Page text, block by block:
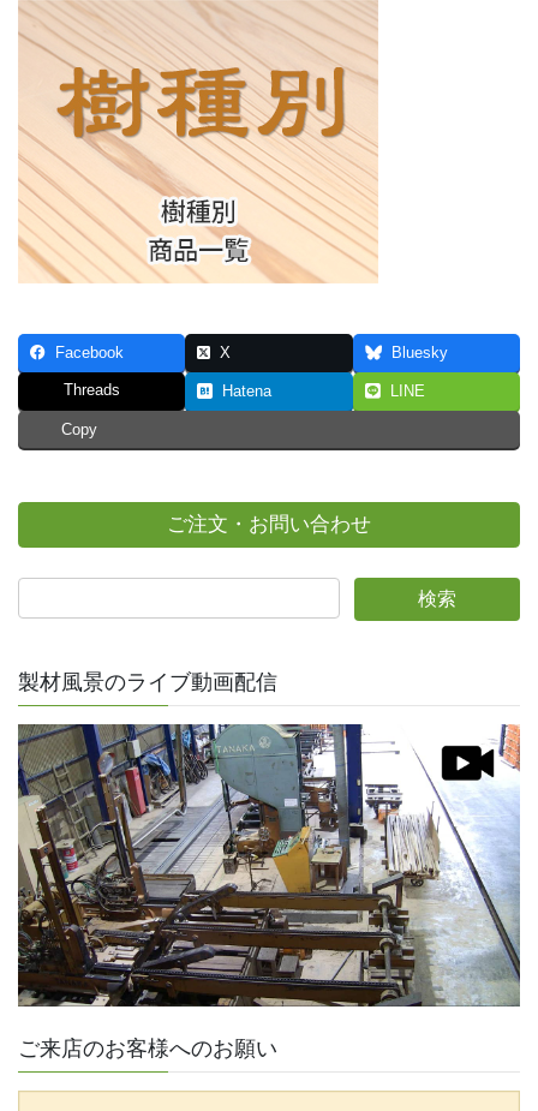
Facebook X Bluesky
Threads Hatena LINE
Copy
ご注文・お問い合わせ
製材風景のライブ動画配信
ご来店のお客様へのお願い